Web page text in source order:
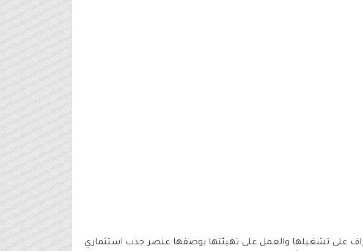
الموانئ السعودية والإشراف على تشغيلها والعمل على تهيئتها بوصفها عنصر جذب استثماري